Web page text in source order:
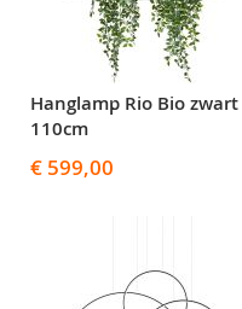
Hanglamp Rio Bio zwart
110cm
€ 599,00